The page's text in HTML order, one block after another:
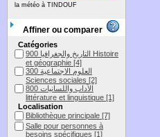
la météo à TINDOUF
Affiner ou comparer
Catégories
التاريخ والجغرافيا 900 Histoire
et géographie [4]
العلوم الاجتماعية 300
Sciences sociales [2]
الآداب واللسانيات 800
littérature et linguistique [1]
Localisation
Bibliothèque principale [7]
Salle pour personnes à
besoins spécifiques [1]